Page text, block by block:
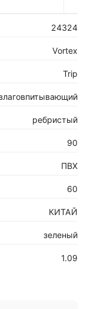
24324
Vortex
Trip
ребристый
90
ПВХ
60
КИТАЙ
зеленый
1.09